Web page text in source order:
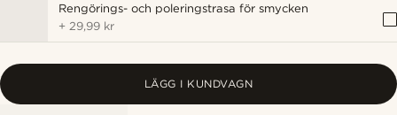
Rengörings- och poleringstrasa för smycken
+ 29,99 kr
LÄGG I KUNDVAGN